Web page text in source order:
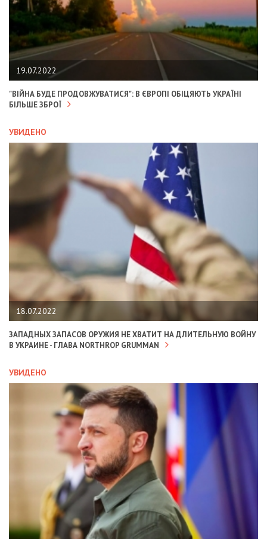
19.07.2022
"ВІЙНА БУДЕ ПРОДОВЖУВАТИСЯ": В ЄВРОПІ ОБІЦЯЮТЬ УКРАЇНІ
БІЛЬШЕ ЗБРОЇ
УВИДЕНО
18.07.2022
ЗАПАДНЫХ ЗАПАСОВ ОРУЖИЯ НЕ ХВАТИТ НА ДЛИТЕЛЬНУЮ ВОЙНУ
В УКРАИНЕ - ГЛАВА NORTHROP GRUMMAN
УВИДЕНО